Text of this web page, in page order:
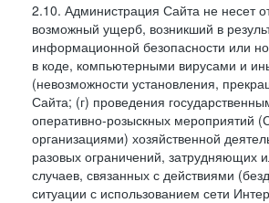
2.10. Администрация Сайта не несет
возможный ущерб, возникший в
информационной безопасности или
в коде, компьютерными вирусами и
(невозможности установления,
Сайта; (г) проведения
оперативно-розыскных мероприятий
организациями) хозяйственной
разовых ограничений, затрудняющих
случаев, связанных с действиями
ситуации с использованием сети